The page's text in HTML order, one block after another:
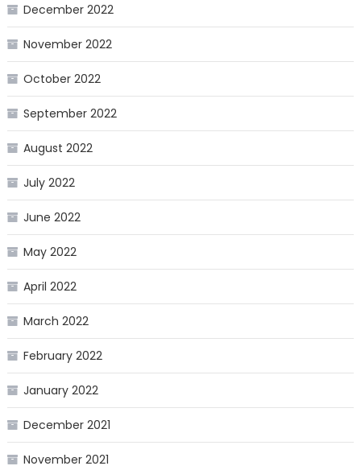
December 2022
November 2022
October 2022
September 2022
August 2022
July 2022
June 2022
May 2022
April 2022
March 2022
February 2022
January 2022
December 2021
November 2021